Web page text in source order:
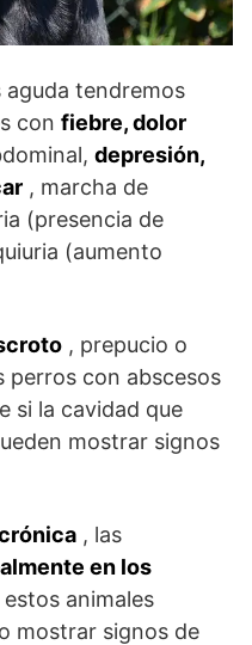
aguda tendremos
con fiebre, dolor
depresión,
, marcha de
(presencia de
(aumento
, prepucio o
perros con abscesos
si la cavidad que
mostrar signos
, las
en los
animales
mostrar signos de